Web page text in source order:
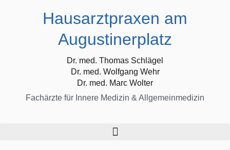
Hausarztpraxen am
Augustinerplatz
Dr. med. Thomas Schlägel
Dr. med. Wolfgang Wehr
Dr. med. Marc Wolter
Fachärzte für Innere Medizin & Allgemeinmedizin